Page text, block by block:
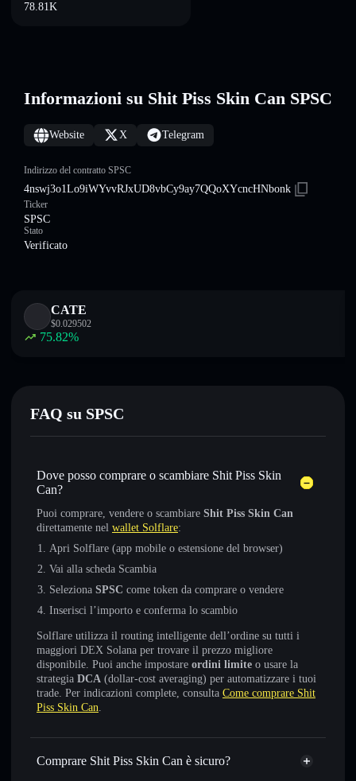
78.81K
Informazioni su Shit Piss Skin Can SPSC
Website X Telegram
Indirizzo del contratto SPSC
4nswj3o1Lo9iWYvvRJxUD8vbCy9ay7QQoXYcncHNbonk
Ticker
SPSC
Stato
Verificato
CATE
$0.029502
75.82%
FAQ su SPSC
Dove posso comprare o scambiare Shit Piss Skin
Can?
Puoi comprare, vendere o scambiare Shit Piss Skin Can
direttamente nel wallet Solflare:
Apri Solflare (app mobile o estensione del browser)
Vai alla scheda Scambia
Seleziona SPSC come token da comprare o vendere
Inserisci l’importo e conferma lo scambio
Solflare utilizza il routing intelligente dell’ordine su tutti i
maggiori DEX Solana per trovare il prezzo migliore
disponibile. Puoi anche impostare ordini limite o usare la
strategia DCA (dollar-cost averaging) per automatizzare i tuoi
trade. Per indicazioni complete, consulta Come comprare Shit
Piss Skin Can.
Comprare Shit Piss Skin Can è sicuro?